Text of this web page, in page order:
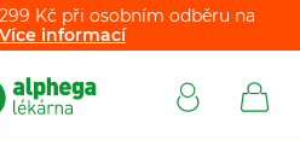
Kč při osobním odběru na
Více informací